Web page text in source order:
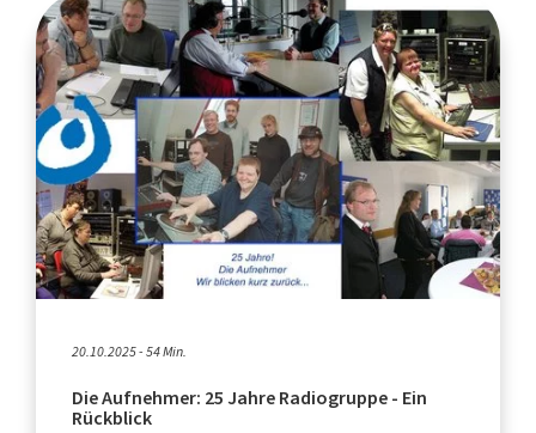
20.10.2025 - 54 Min.
Die Aufnehmer: 25 Jahre Radiogruppe - Ein
Rückblick